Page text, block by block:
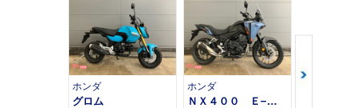
ホンダ
グロム
ホンダ
ＮＸ４００ Ｅ−Ｃｌｕｔｃｈ